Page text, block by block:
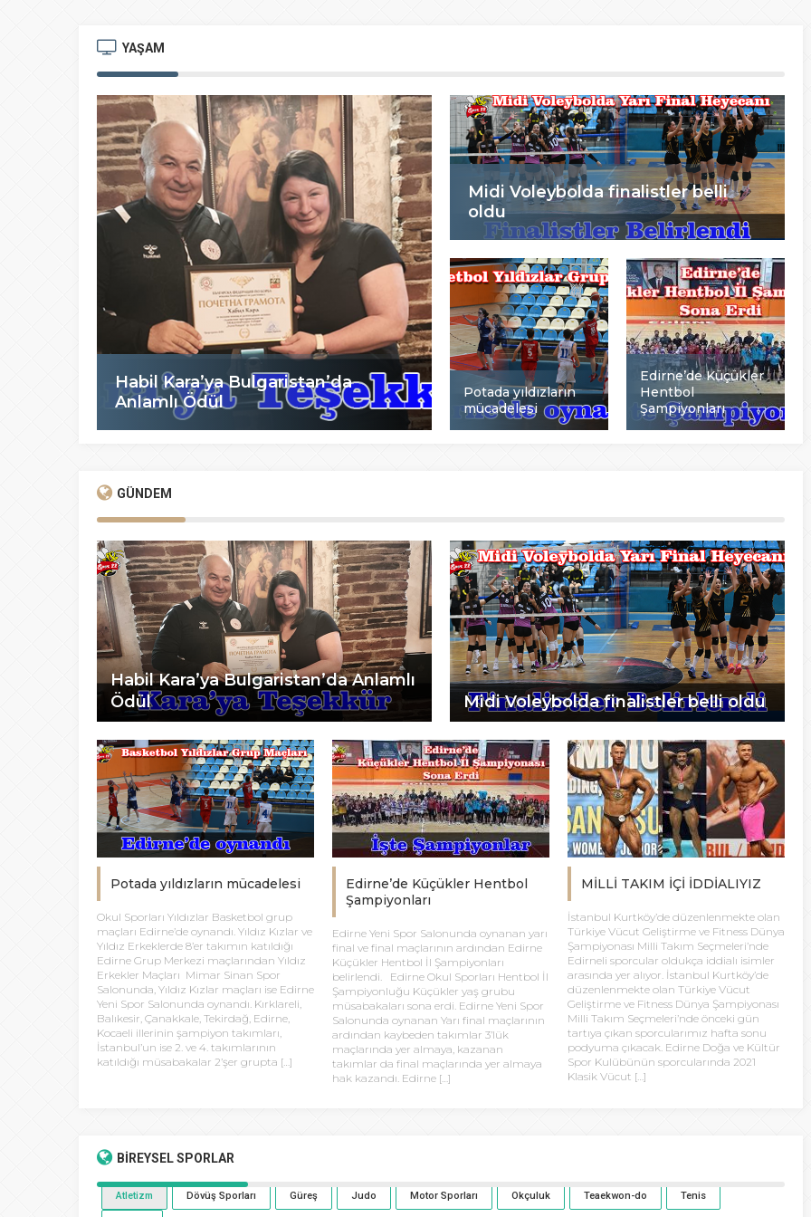
YAŞAM
Habil Kara’ya Bulgaristan’da
Anlamlı Ödül
Midi Voleybolda finalistler belli
oldu
Potada yıldızların
mücadelesi
Edirne’de Küçükler
Hentbol
Şampiyonları
GÜNDEM
Habil Kara’ya Bulgaristan’da Anlamlı
Ödül
Midi Voleybolda finalistler belli oldu
Potada yıldızların mücadelesi
Okul Sporları Yıldızlar Basketbol grup
maçları Edirne’de oynandı. Yıldız Kızlar ve
Yıldız Erkeklerde 8’er takımın katıldığı
Edirne Grup Merkezi maçlarından Yıldız
Erkekler Maçları Mimar Sinan Spor
Salonunda, Yıldız Kızlar maçları ise Edirne
Yeni Spor Salonunda oynandı. Kırklareli,
Balıkesir, Çanakkale, Tekirdağ, Edirne,
Kocaeli illerinin şampiyon takımları,
İstanbul’un ise 2. ve 4. takımlarının
katıldığı müsabakalar 2’şer grupta […]
Edirne’de Küçükler Hentbol
Şampiyonları
Edirne Yeni Spor Salonunda oynanan yarı
final ve final maçlarının ardından Edirne
Küçükler Hentbol İl Şampiyonları
belirlendi. Edirne Okul Sporları Hentbol İl
Şampiyonluğu Küçükler yaş grubu
müsabakaları sona erdi. Edirne Yeni Spor
Salonunda oynanan Yarı final maçlarının
ardından kaybeden takımlar 3’lük
maçlarında yer almaya, kazanan
takımlar da final maçlarında yer almaya
hak kazandı. Edirne […]
MİLLİ TAKIM İÇİ İDDİALIYIZ
İstanbul Kurtköy’de düzenlenmekte olan
Türkiye Vücut Geliştirme ve Fitness Dünya
Şampiyonası Milli Takım Seçmeleri’nde
Edirneli sporcular oldukça iddialı isimler
arasında yer alıyor. İstanbul Kurtköy’de
düzenlenmekte olan Türkiye Vücut
Geliştirme ve Fitness Dünya Şampiyonası
Milli Takım Seçmeleri’nde önceki gün
tartıya çıkan sporcularımız hafta sonu
podyuma çıkacak. Edirne Doğa ve Kültür
Spor Kulübünün sporcularında 2021
Klasik Vücut […]
BİREYSELSPORLAR
Atletizm Dövüş Sporları Güreş Judo Motor Sporları Okçuluk Teaekwon-do Tenis